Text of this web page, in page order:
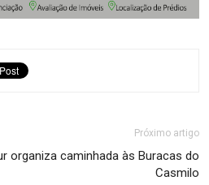
Próximo artigo
organiza caminhada às Buracas do
Casmilo